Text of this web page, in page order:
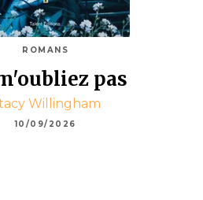
ROMANS
pas
Willingham
10/09/2026